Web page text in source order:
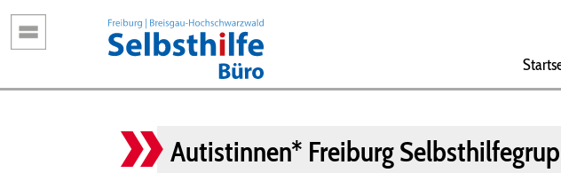
Direkt
zum
Inhalt
Autistinnen* Freiburg